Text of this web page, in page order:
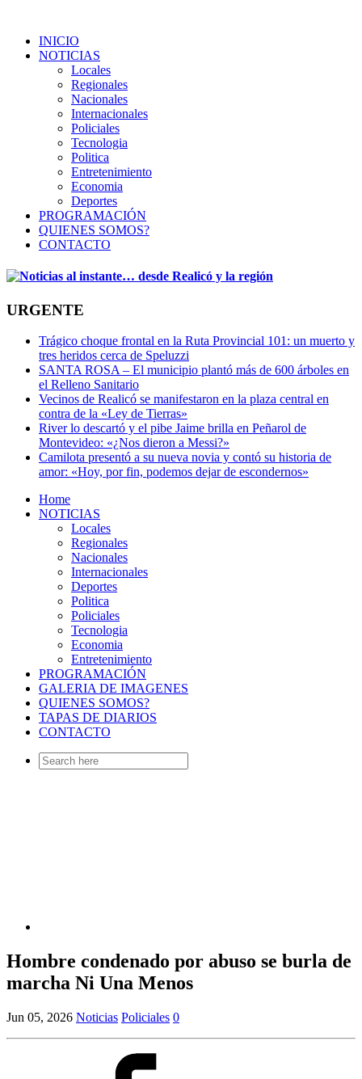
INICIO
NOTICIAS
Locales
Regionales
Nacionales
Internacionales
Policiales
Tecnologia
Politica
Entretenimiento
Economia
Deportes
PROGRAMACIÓN
QUIENES SOMOS?
CONTACTO
URGENTE
Trágico choque frontal en la Ruta Provincial 101: un muerto y
tres heridos cerca de Speluzzi
SANTA ROSA – El municipio plantó más de 600 árboles en
el Relleno Sanitario
Vecinos de Realicó se manifestaron en la plaza central en
contra de la «Ley de Tierras»
River lo descartó y el pibe Jaime brilla en Peñarol de
Montevideo: «¿Nos dieron a Messi?»
Camilota presentó a su nueva novia y contó su historia de
amor: «Hoy, por fin, podemos dejar de escondernos»
Home
NOTICIAS
Locales
Regionales
Nacionales
Internacionales
Deportes
Politica
Policiales
Tecnologia
Economia
Entretenimiento
PROGRAMACIÓN
GALERIA DE IMAGENES
QUIENES SOMOS?
TAPAS DE DIARIOS
CONTACTO
Search
for:
Hombre condenado por abuso se burla de
marcha Ni Una Menos
Jun 05, 2026 Noticias Policiales 0